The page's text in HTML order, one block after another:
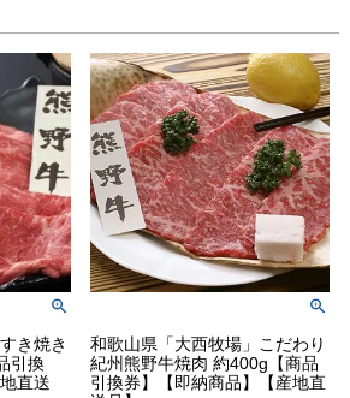
き焼き
引換
直送
和歌山県「大西牧場」こだわり
紀州熊野牛焼肉 約400g【商品
引換券】【即納商品】【産地直